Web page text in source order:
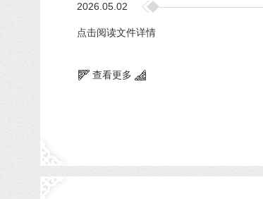
2026.05.02
点击阅读文件详情
查看更多